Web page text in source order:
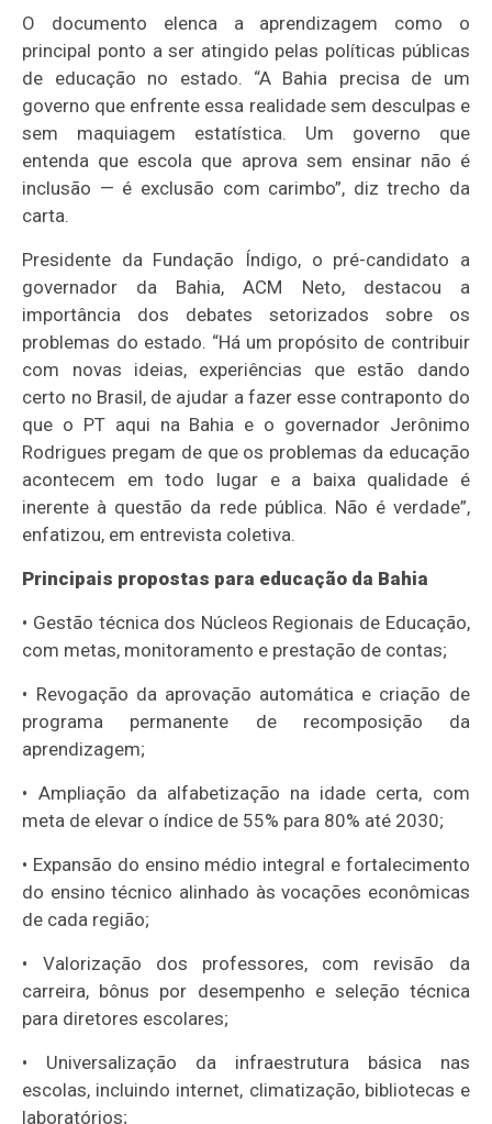
O documento elenca a aprendizagem como o
principal ponto a ser atingido pelas políticas públicas
de educação no estado. “A Bahia precisa de um
governo que enfrente essa realidade sem desculpas e
sem maquiagem estatística. Um governo que
entenda que escola que aprova sem ensinar não é
inclusão — é exclusão com carimbo”, diz trecho da
carta.
Presidente da Fundação Índigo, o pré-candidato a
governador da Bahia, ACM Neto, destacou a
importância dos debates setorizados sobre os
problemas do estado. “Há um propósito de contribuir
com novas ideias, experiências que estão dando
certo no Brasil, de ajudar a fazer esse contraponto do
que o PT aqui na Bahia e o governador Jerônimo
Rodrigues pregam de que os problemas da educação
acontecem em todo lugar e a baixa qualidade é
inerente à questão da rede pública. Não é verdade”,
enfatizou, em entrevista coletiva.
Principais propostas para educação da Bahia
• Gestão técnica dos Núcleos Regionais de Educação,
com metas, monitoramento e prestação de contas;
• Revogação da aprovação automática e criação de
programa permanente de recomposição da
aprendizagem;
• Ampliação da alfabetização na idade certa, com
meta de elevar o índice de 55% para 80% até 2030;
• Expansão do ensino médio integral e fortalecimento
do ensino técnico alinhado às vocações econômicas
de cada região;
• Valorização dos professores, com revisão da
carreira, bônus por desempenho e seleção técnica
para diretores escolares;
• Universalização da infraestrutura básica nas
escolas, incluindo internet, climatização, bibliotecas e
laboratórios;